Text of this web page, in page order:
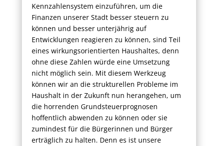
Kennzahlensystem einzuführen, um die
Finanzen unserer Stadt besser steuern zu
können und besser unterjährig auf
Entwicklungen reagieren zu können, sind Teil
eines wirkungsorientierten Haushaltes, denn
ohne diese Zahlen würde eine Umsetzung
nicht möglich sein. Mit diesem Werkzeug
können wir an die strukturellen Probleme im
Haushalt in der Zukunft nun herangehen, um
die horrenden Grundsteuerprognosen
hoffentlich abwenden zu können oder sie
zumindest für die Bürgerinnen und Bürger
erträglich zu halten. Denn es ist unsere